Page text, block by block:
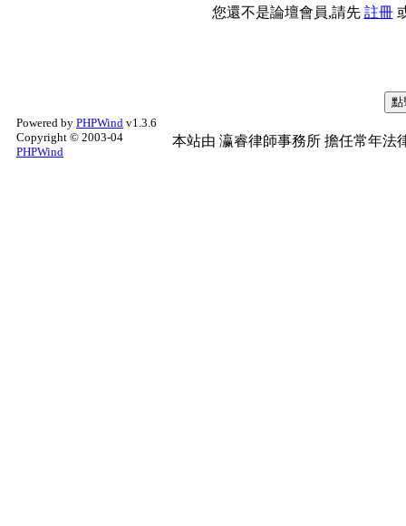
您還不是論壇會員,請先 註冊
Powered by PHPWind v1.3.6
Copyright © 2003-04
PHPWind
本站由 瀛睿律師事務所 擔任常年法